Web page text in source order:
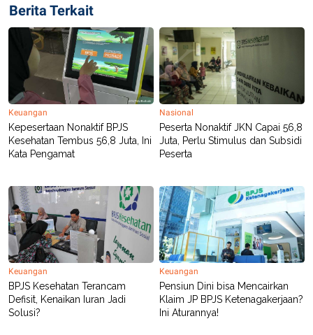
S
A
T
G
E
O
N
T
A
N
T
I
P
U
S
JARINGAN
K
O
N
T
A
A
C
P
R
E
S
S
R
E
L
Berita Terkait
Keuangan
Kepesertaan Nonaktif BPJS
Kesehatan Tembus 56,8 Juta, Ini
Kata Pengamat
Nasional
Peserta Nonaktif JKN Capai 56,8
Juta, Perlu Stimulus dan Subsidi
Peserta
Keuangan
BPJS Kesehatan Terancam
Defisit, Kenaikan Iuran Jadi
Solusi?
Keuangan
Pensiun Dini bisa Mencairkan
Klaim JP BPJS Ketenagakerjaan?
Ini Aturannya!